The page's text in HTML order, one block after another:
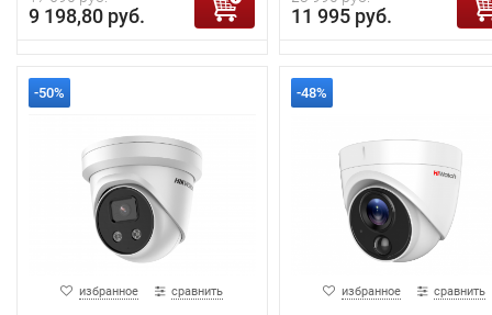
9 198,80 руб. 11 995 руб.
-50%
избранное сравнить
-48%
избранное сравнить